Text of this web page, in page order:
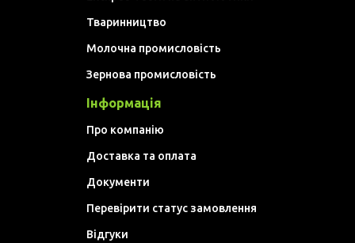
Тваринництво
Молочна промисловість
Зернова промисловість
Інформація
Про компанію
Доставка та оплата
Документи
Перевірити статус замовлення
Відгуки